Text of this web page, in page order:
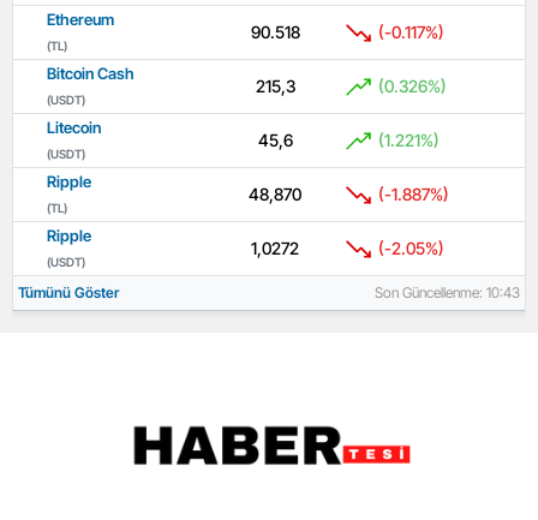
Ethereum
(TL)
90.518 (-0.117%)
Bitcoin Cash
(USDT)
215,3 (0.326%)
Litecoin
(USDT)
45,6 (1.221%)
Ripple
(TL)
48,870 (-1.887%)
Ripple
(USDT)
1,0272 (-2.05%)
Tümünü Göster Son Güncellenme: 10:43